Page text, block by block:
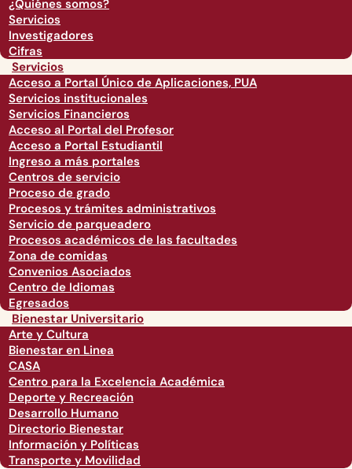
¿Quiénes somos?
Servicios
Investigadores
Cifras
Servicios
Acceso a Portal Único de Aplicaciones, PUA
Servicios institucionales
Servicios Financieros
Acceso al Portal del Profesor
Acceso a Portal Estudiantil
Ingreso a más portales
Centros de servicio
Proceso de grado
Procesos y trámites administrativos
Servicio de parqueadero
Procesos académicos de las facultades
Zona de comidas
Convenios Asociados
Centro de Idiomas
Egresados
Bienestar Universitario
Arte y Cultura
Bienestar en Linea
CASA
Centro para la Excelencia Académica
Deporte y Recreación
Desarrollo Humano
Directorio Bienestar
Información y Políticas
Transporte y Movilidad